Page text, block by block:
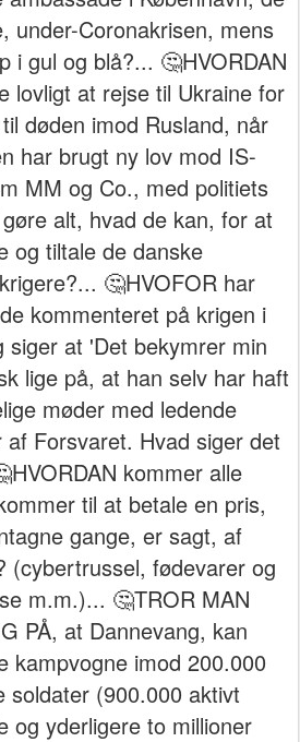
under-Coronakrisen, mens
i gul og blå?... 🤔HVORDAN
lovligt at rejse til Ukraine for
døden imod Rusland, når
har brugt ny lov mod IS-
MM og Co., med politiets
alt, hvad de kan, for at
og tiltale de danske
🤔HVOFOR har
kommenteret på krigen i
siger at 'Det bekymrer min
lige på, at han selv har haft
møder med ledende
af Forsvaret. Hvad siger det
kommer alle
til at betale en pris,
gange, er sagt, af
(cybertrussel, fødevarer og
m.m.)... 🤔TROR MAN
PÅ, at Dannevang, kan
kampvogne imod 200.000
soldater (900.000 aktivt
og yderligere to millioner